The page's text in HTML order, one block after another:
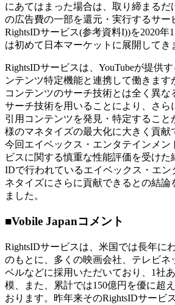
にあてはまった場合は、取り締まるだ
の広告費の一部を還元・実行するサー
RightsIDサービス(参考資料I))を2020年
は初めて日本マーケットに展開してき
RightsIDサービスは、YouTubeが提供
ンテンツ特定機能と連携して働きます
コンテンツのサーチ技術とは全く異な
サーチ技術を用いることにより、さら
引用コンテンツを発見・特定すること
様のマネタイズの最大化に大きく貢献
今回エイベックス・エンタテインメン
ビスに関する慎重な性能評価を受けた
IDで行われているエイベックス・エン
ネタイズにさらに貢献できるとの結論
ました。
■Vobile Japanコメント
RightsIDサービスは、米国では長年に
のもとに、多くの映画会社、テレビネ
ベルなどに採用いただいており、1社
模、また、累計では150億円を優に超
おります。昨年来そのRightsIDサービ